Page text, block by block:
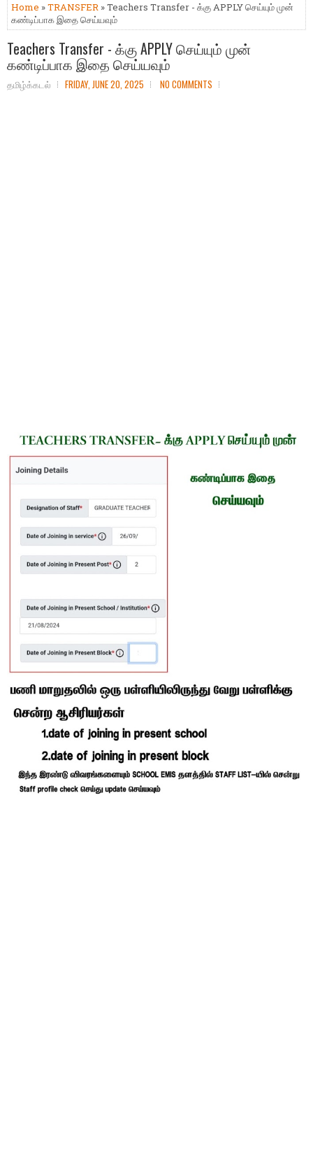
Home »TRANSFER » Teachers Transfer - க்கு APPLY செய்யும் முன்
கண்டிப்பாக இதை செய்யவும்
Teachers Transfer - க்கு APPLY செய்யும் முன்
கண்டிப்பாக இதை செய்யவும்
தமிழ்க்கடல் FRIDAY, JUNE 20, 2025 NO COMMENTS